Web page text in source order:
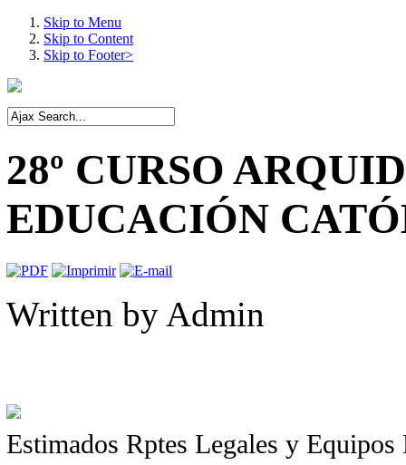
Skip to Menu
Skip to Content
Skip to Footer>
28º CURSO
EDUCACIÓN
Written by Admin
Estimados Rptes Legales y